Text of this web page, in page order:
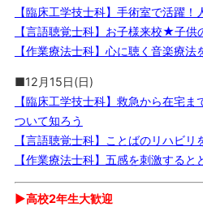
【臨床工学技士科】手術室で活躍
【言語聴覚士科】お子様来校★子供
【作業療法士科】心に聴く音楽療法
■12月15日(日)
【臨床工学技士科】救急から在宅
ついて知ろう
【言語聴覚士科】ことばのリハビリ
【作業療法士科】五感を刺激する
▶︎高校2年生大歓迎